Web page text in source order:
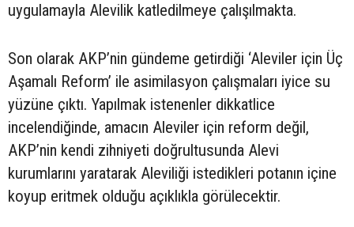
uygulamayla Alevilik katledilmeye çalışılmakta.
Son olarak AKP’nin gündeme getirdiği ‘Aleviler için Üç
Aşamalı Reform’ ile asimilasyon çalışmaları iyice su
yüzüne çıktı. Yapılmak istenenler dikkatlice
incelendiğinde, amacın Aleviler için reform değil,
AKP’nin kendi zihniyeti doğrultusunda Alevi
kurumlarını yaratarak Aleviliği istedikleri potanın içine
koyup eritmek olduğu açıklıkla görülecektir.